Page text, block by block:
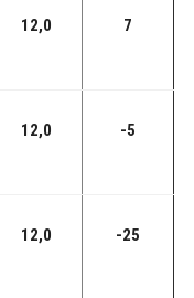
12,0 7
12,0 -5
12,0 -25